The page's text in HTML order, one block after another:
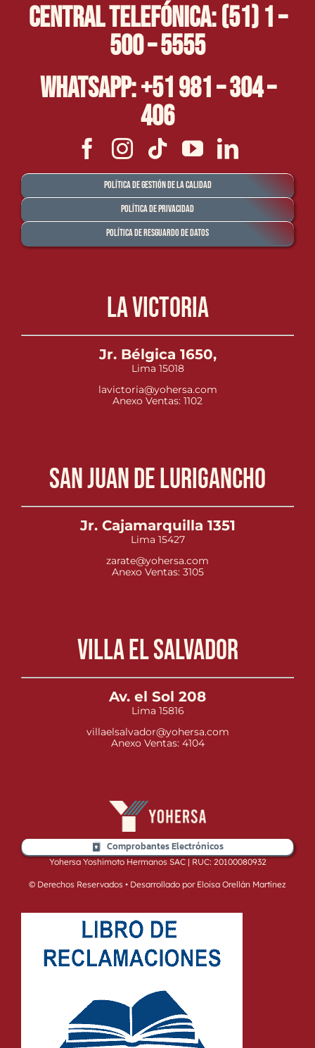
Central Telefónica: (51) 1 –
500 – 5555
Whatsapp: +51 981 – 304 –
406
Política de Gestión de la Calidad
Política de Privacidad
Política de Resguardo de Datos
La Victoria
Jr. Bélgica 1650,
Lima 15018
lavictoria@yohersa.com
Anexo Ventas: 1102
San Juan de Lurigancho
Jr. Cajamarquilla 1351
Lima 15427
zarate@yohersa.com
Anexo Ventas: 3105
Villa el Salvador
Av. el Sol 208
Lima 15816
villaelsalvador@yohersa.com
Anexo Ventas: 4104
Comprobantes Electrónicos
Yohersa Yoshimoto Hermanos SAC | RUC: 20100080932
© Derechos Reservados • Desarrollado por Eloisa Orellán Martínez